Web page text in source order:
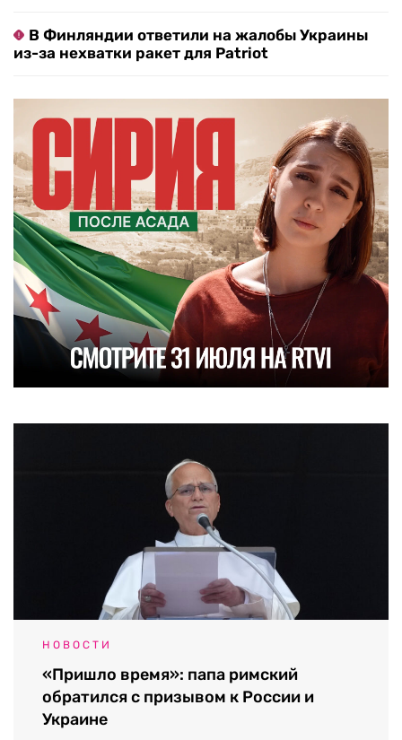
В Финляндии ответили на жалобы Украины
из-за нехватки ракет для Patriot
НОВОСТИ
«Пришло время»: папа римский
обратился с призывом к России и
Украине